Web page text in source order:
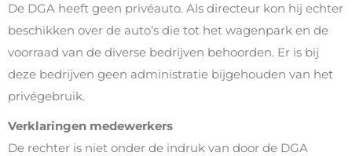
De DGA heeft geen privéauto. Als directeur kon hij echter
beschikken over de auto’s die tot het wagenpark en de
voorraad van de diverse bedrijven behoorden. Er is bij
deze bedrijven geen administratie bijgehouden van het
privégebruik.
Verklaringen medewerkers
De rechter is niet onder de indruk van door de DGA